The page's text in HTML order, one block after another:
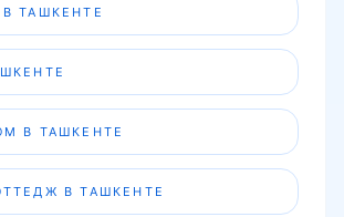
ТАШКЕНТЕ
В ТАШКЕНТЕ
В ТАШКЕНТЕ